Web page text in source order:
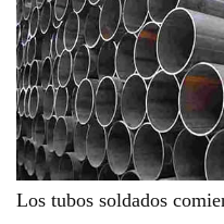
Los tubos soldados